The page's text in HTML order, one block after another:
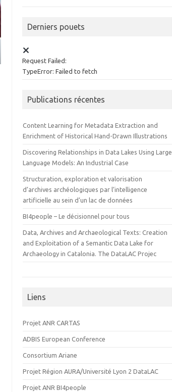
Derniers pouets
Request Failed:
TypeError: Failed to fetch
Publications récentes
Content Learning for Metadata Extraction and
Enrichment of Historical Hand-Drawn Illustrations
Discovering Relationships in Data Lakes Using Large
Language Models: An Industrial Case
Structuration, exploration et valorisation
d’archives archéologiques par l’intelligence
artificielle au sein d’un lac de données
BI4people – Le décisionnel pour tous
Data, Archives and Archaeological Texts: Creation
and Exploitation of a Semantic Data Lake for
Archaeology in Catalonia. The DataLAC Projec
Liens
Projet ANR CARTAS
ADBIS European Conference
Consortium Ariane
Projet Région AURA/Université Lyon 2 DataLAC
Projet ANR BI4people